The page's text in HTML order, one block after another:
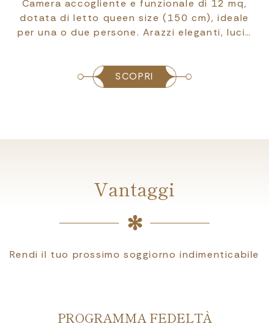
Camera accogliente e funzionale di 12 mq,
dotata di letto queen size (150 cm), ideale
per una o due persone. Arazzi eleganti, luci…
SCOPRI
Vantaggi
Rendi il tuo prossimo soggiorno indimenticabile
PROGRAMMA FEDELTÀ